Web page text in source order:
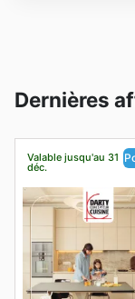
Dernières
Valable jusqu'au 31
déc.